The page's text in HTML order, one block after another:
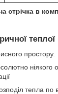
стрічка в
теплої
простору.
ніякого
тепла по